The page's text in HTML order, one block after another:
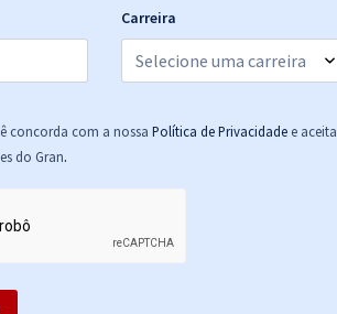
Carreira
concorda com a nossa Política de Privacidade e aceita
do Gran.